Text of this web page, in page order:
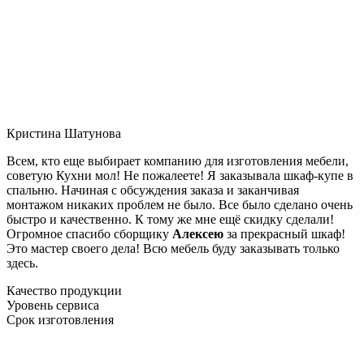
Кристина Шатунова
Всем, кто еще выбирает компанию для изготовления мебели,
советую Кухни мол! Не пожалеете! Я заказывала шкаф-купе в
спальню. Начиная с обсуждения заказа и заканчивая
монтажом никаких проблем не было. Все было сделано очень
быстро и качественно. К тому же мне ещё скидку сделали!
Огромное спасибо сборщику Алексею за прекрасный шкаф!
Это мастер своего дела! Всю мебель буду заказывать только
здесь.
Качество продукции
Уровень сервиса
Срок изготовления